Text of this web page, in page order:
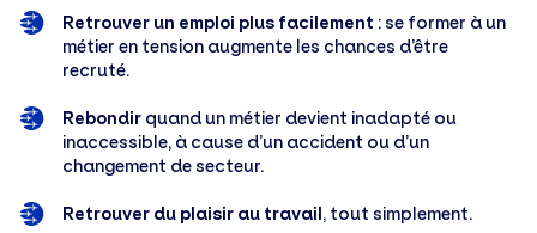
Retrouver un emploi plus facilement : se former à un
métier en tension augmente les chances d’être
recruté.
Rebondir quand un métier devient inadapté ou
inaccessible, à cause d’un accident ou d’un
changement de secteur.
Retrouver du plaisir au travail, tout simplement.